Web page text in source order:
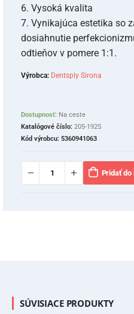
6. Vysoká kvalita
7. Vynikajúca estetika so
dosiahnutie
odtieňov v pomere 1:1.
Výrobca: Dentsply Sirona
Dostupnosť: Na ceste
Katalógové číslo: 205-192S
Kód výrobcu: 5360941063
Pridať do
SÚVISIACE PRODUKTY